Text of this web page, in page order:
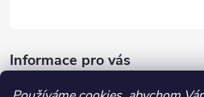
Informace pro vás